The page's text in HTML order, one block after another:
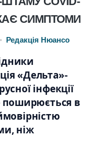
СИМПТОМИ
• Редакція Нюансо
«Дельта»-
інфекції
поширюється в
ніж